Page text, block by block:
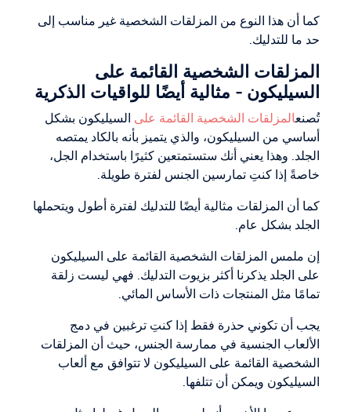
كما أن هذا النوع من المزلقات الشخصية غير مناسب إلى
حد ما للتدليك.
المزلقات الشخصية القائمة على
السيليكون - مثالية أيضًا للواقيات الذكرية
تُصنعالمزلقات الشخصية القائمة على السيليكون بشكل
أساسي من السيليكون، والذي يتميز بأنه بالكاد يمتصه
الجلد. وهذا يعني أنك ستستمتعين كثيرًا باستخدام الجل،
خاصةً إذا كنتِ تمارسين الجنس لفترة طويلة.
كما أن المزلقات مثالية أيضًا للتدليك لفترة أطول ويتحملها
الجلد بشكل عام.
إن ملمس المزلقات الشخصية القائمة على السيليكون
على الجلد يذكرنا أكثر بزيوت التدليك. فهي ليست زلقة
تمامًا مثل المنتجات ذات الأساس المائي.
يجب أن تكوني حذرة فقط إذا كنتِ ترغبين في دمج
الألعاب الجنسية في ممارسة الجنس، حيث أن المزلقات
الشخصية القائمة على السيليكون لا تتوافق مع ألعاب
السيليكون ويمكن أن تتلفها.